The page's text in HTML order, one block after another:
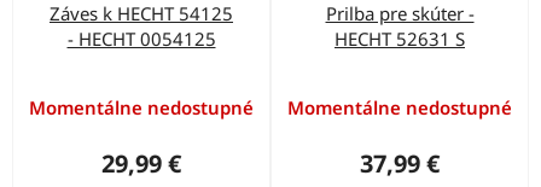
Záves k HECHT 54125
- HECHT 0054125
Momentálne nedostupné
29,99 €
Prilba pre skúter -
HECHT 52631 S
Momentálne nedostupné
37,99 €